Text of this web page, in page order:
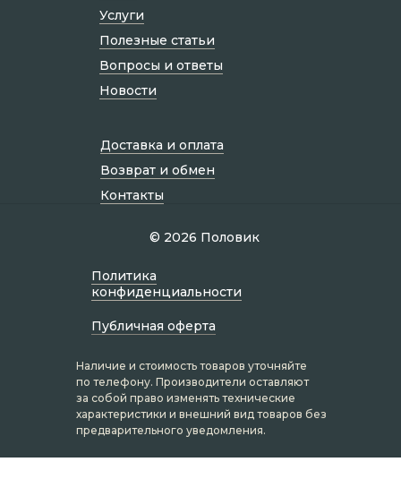
Услуги
Полезные статьи
Вопросы и ответы
Новости
Доставка и оплата
Возврат и обмен
Контакты
© 2026 Половик
Наличие и стоимость товаров уточняйте
по телефону. Производители оставляют
за собой право изменять технические
характеристики и внешний вид товаров без
предварительного уведомления.
Политик а
конфиденциальности
Публичная оферта